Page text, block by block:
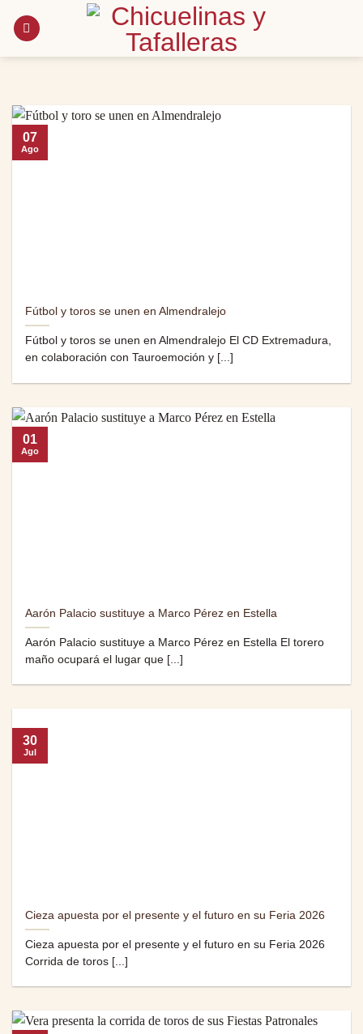
Fútbol y toros se unen en Almendralejo
Fútbol y toros se unen en Almendralejo El CD Extremadura,
en colaboración con Tauroemoción y [...]
07
Ago
Aarón Palacio sustituye a Marco Pérez en Estella
Aarón Palacio sustituye a Marco Pérez en Estella El torero
maño ocupará el lugar que [...]
01
Ago
Cieza apuesta por el presente y el futuro en su Feria 2026
Cieza apuesta por el presente y el futuro en su Feria 2026
Corrida de toros [...]
30
Jul